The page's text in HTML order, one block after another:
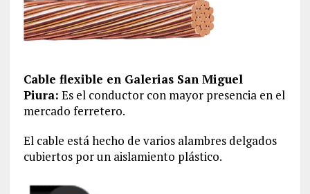
Cable flexible en Galerias San Miguel
Piura: Es el conductor con mayor presencia en el
mercado ferretero.
El cable está hecho de varios alambres delgados
cubiertos por un aislamiento plástico.